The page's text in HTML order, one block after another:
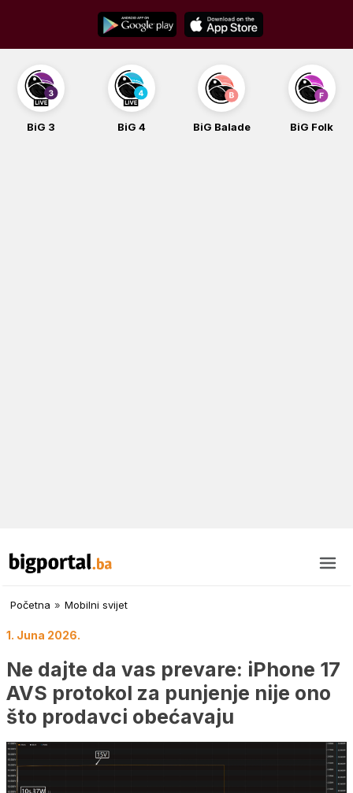
content
BiG 3 BiG 4 BiG Balade BiG Folk
Početna » Mobilni svijet
1. Juna 2026.
Ne dajte da vas prevare: iPhone 17
AVS protokol za punjenje nije ono
što prodavci obećavaju